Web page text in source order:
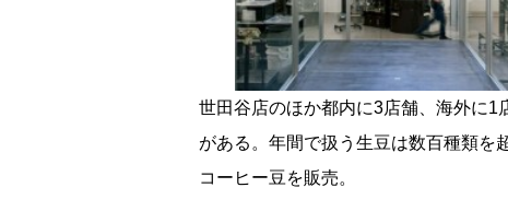
世田谷店のほか都内に3店舗、海外に1
がある。年間で扱う生豆は数百種類を
コーヒー豆を販売。